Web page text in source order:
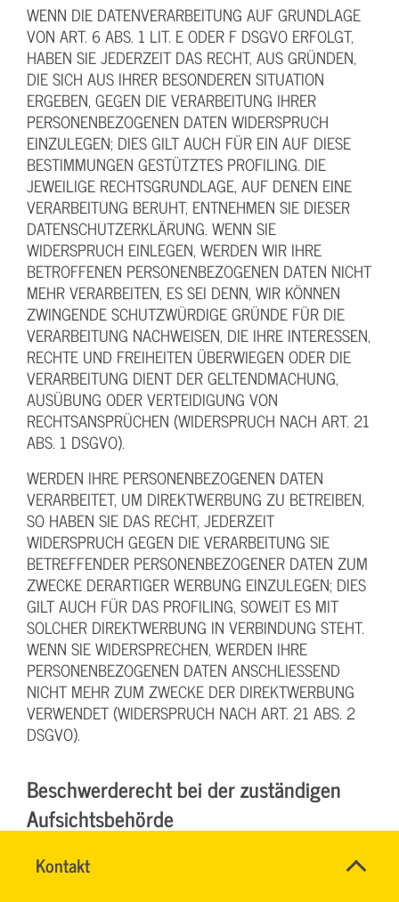
Kontakt
Name*
SVG-
Wiki
WENN DIE DATENVERARBEITUNG AUF GRUNDLAGE
VON ART. 6 ABS. 1 LIT. E ODER F DSGVO ERFOLGT,
HABEN SIE JEDERZEIT DAS RECHT, AUS GRÜNDEN,
DIE SICH AUS IHRER BESONDEREN SITUATION
ERGEBEN, GEGEN DIE VERARBEITUNG IHRER
PERSONENBEZOGENEN DATEN WIDERSPRUCH
EINZULEGEN; DIES GILT AUCH FÜR EIN AUF DIESE
BESTIMMUNGEN GESTÜTZTES PROFILING. DIE
JEWEILIGE RECHTSGRUNDLAGE, AUF DENEN EINE
VERARBEITUNG BERUHT, ENTNEHMEN SIE DIESER
DATENSCHUTZERKLÄRUNG. WENN SIE
WIDERSPRUCH EINLEGEN, WERDEN WIR IHRE
BETROFFENEN PERSONENBEZOGENEN DATEN NICHT
MEHR VERARBEITEN, ES SEI DENN, WIR KÖNNEN
ZWINGENDE SCHUTZWÜRDIGE GRÜNDE FÜR DIE
VERARBEITUNG NACHWEISEN, DIE IHRE INTERESSEN,
RECHTE UND FREIHEITEN ÜBERWIEGEN ODER DIE
VERARBEITUNG DIENT DER GELTENDMACHUNG,
AUSÜBUNG ODER VERTEIDIGUNG VON
RECHTSANSPRÜCHEN (WIDERSPRUCH NACH ART. 21
ABS. 1 DSGVO).
WERDEN IHRE PERSONENBEZOGENEN DATEN
VERARBEITET, UM DIREKTWERBUNG ZU BETREIBEN,
SO HABEN SIE DAS RECHT, JEDERZEIT
WIDERSPRUCH GEGEN DIE VERARBEITUNG SIE
BETREFFENDER PERSONENBEZOGENER DATEN ZUM
ZWECKE DERARTIGER WERBUNG EINZULEGEN; DIES
GILT AUCH FÜR DAS PROFILING, SOWEIT ES MIT
SOLCHER DIREKTWERBUNG IN VERBINDUNG STEHT.
WENN SIE WIDERSPRECHEN, WERDEN IHRE
PERSONENBEZOGENEN DATEN ANSCHLIESSEND
NICHT MEHR ZUM ZWECKE DER DIREKTWERBUNG
VERWENDET (WIDERSPRUCH NACH ART. 21 ABS. 2
DSGVO).
Beschwerde­recht bei der zuständigen
Aufsichts­behörde
Im Falle von Verstößen gegen die DSGVO steht den
Betroffenen ein Beschwerderecht bei einer